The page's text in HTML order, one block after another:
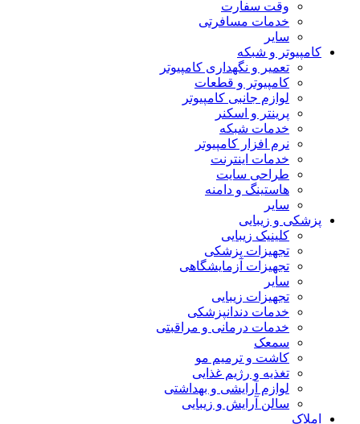
وقت سفارت
خدمات مسافرتی
سایر
کامپیوتر و شبکه
تعمیر و نگهداری کامپیوتر
کامپیوتر و قطعات
لوازم جانبی کامپیوتر
پرینتر و اسکنر
خدمات شبکه
نرم افزار کامپیوتر
خدمات اینترنت
طراحی سایت
هاستینگ و دامنه
سایر
پزشکی و زیبایی
کلینیک زیبایی
تجهیزات پزشکی
تجهیزات آزمایشگاهی
سایر
تجهیزات زیبایی
خدمات دندانپزشکی
خدمات درمانی و مراقبتی
سمعک
کاشت و ترمیم مو
تغذیه و رژیم غذایی
لوازم آرایشی و بهداشتی
سالن آرایش و زیبایی
املاک